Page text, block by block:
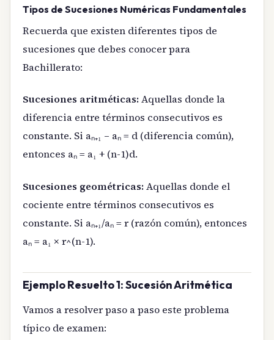
Tipos de Sucesiones Numéricas Fundamentales
Recuerda que existen diferentes tipos de
sucesiones que debes conocer para
Bachillerato:
Sucesiones aritméticas:Aquellas donde la
diferencia entre términos consecutivos es
constante. Si aₙ₊₁ – aₙ = d (diferencia común),
entonces aₙ = a₁ + (n-1)d.
Sucesiones geométricas:Aquellas donde el
cociente entre términos consecutivos es
constante. Si aₙ₊₁/aₙ = r (razón común), entonces
aₙ = a₁ × r^(n-1).
Ejemplo Resuelto 1: Sucesión Aritmética
Vamos a resolver paso a paso este problema
típico de examen: